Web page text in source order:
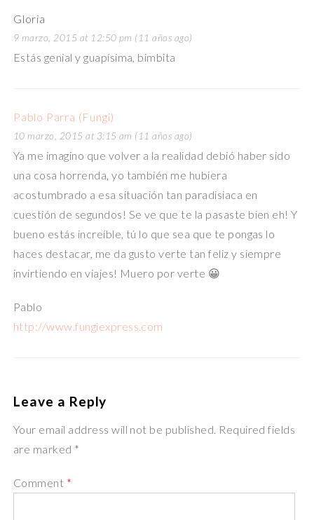
Gloria
9 marzo, 2015 at 12:50 pm (11 años ago)
Estás genial y guapísima, bimbita
Pablo Parra (Fungi)
10 marzo, 2015 at 3:15 am (11 años ago)
Ya me imagino que volver a la realidad debió haber sido
una cosa horrenda, yo también me hubiera
acostumbrado a esa situación tan paradisiaca en
cuestión de segundos! Se ve que te la pasaste bien eh! Y
bueno estás increíble, tú lo que sea que te pongas lo
haces destacar, me da gusto verte tan feliz y siempre
invirtiendo en viajes! Muero por verte 😀
Pablo
http://www.fungiexpress.com
Leave a Reply
Your email address will not be published. Required fields
are marked *
Comment *